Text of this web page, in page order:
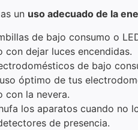
un uso adecuado de la
de bajo consumo o
con dejar luces encendidas.
de bajo
óptimo de tus
con la nevera.
los aparatos cuando no
de presencia.